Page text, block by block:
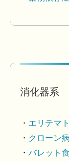
消化器系
エリテマ
クローン病
バレット